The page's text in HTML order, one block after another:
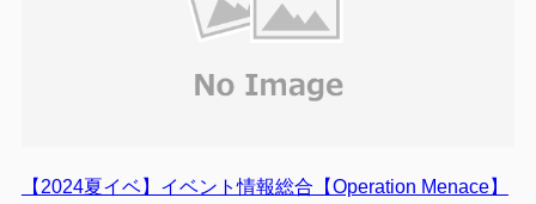
【2024夏イベ】イベント情報総合【Operation Menace】